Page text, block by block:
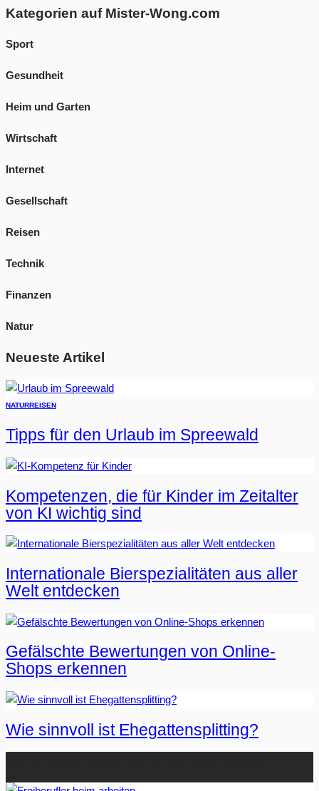
Kategorien auf Mister-Wong.com
Sport
Gesundheit
Heim und Garten
Wirtschaft
Internet
Gesellschaft
Reisen
Technik
Finanzen
Natur
Neueste Artikel
NATURREISEN
Tipps für den Urlaub im Spreewald
Kompetenzen, die für Kinder im Zeitalter
von KI wichtig sind
Internationale Bierspezialitäten aus aller
Welt entdecken
Gefälschte Bewertungen von Online-
Shops erkennen
Wie sinnvoll ist Ehegattensplitting?